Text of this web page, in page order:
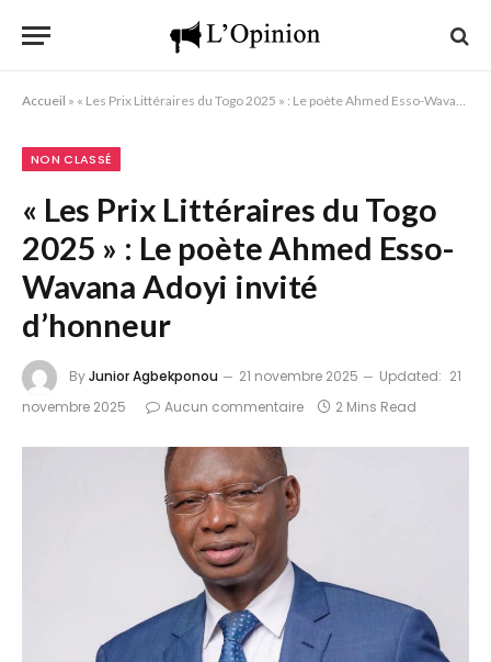
Accueil » « Les Prix Littéraires du Togo 2025 » : Le poète Ahmed Esso-Wavana Adoyi invité d’honneur
NON CLASSÉ
« Les Prix Littéraires du Togo
2025 » : Le poète Ahmed Esso-
Wavana Adoyi invité
d’honneur
ByJunior Agbekponou 21 novembre 2025 Updated: 21
novembre 2025
Aucun commentaire 2 Mins Read